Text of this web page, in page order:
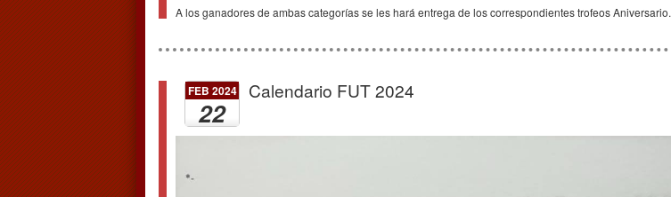
A los ganadores de ambas categorías se les hará entrega de los correspondientes trofeos Aniversario.
FEB 2024
22
Calendario FUT 2024